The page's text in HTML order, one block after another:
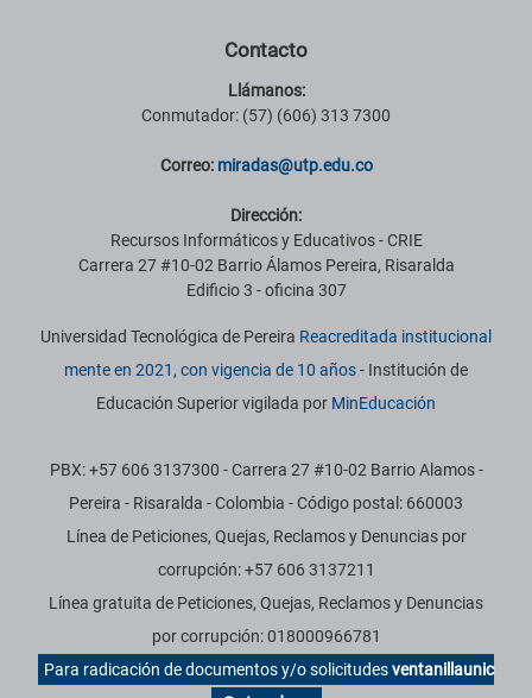
Contacto
Llámanos:
Conmutador: (57) (606) 313 7300
Correo: miradas@utp.edu.co
Dirección:
Recursos Informáticos y Educativos - CRIE
Carrera 27 #10-02 Barrio Álamos Pereira, Risaralda
Edificio 3 - oficina 307
Universidad Tecnológica de Pereira Reacreditada institucional
mente en 2021, con vigencia de 10 años- Institución de
Educación Superior vigilada por MinEducación
PBX: +57 606 3137300 - Carrera 27 #10-02 Barrio Alamos -
Pereira - Risaralda - Colombia - Código postal: 660003
Línea de Peticiones, Quejas, Reclamos y Denuncias por
corrupción: +57 606 3137211
Línea gratuita de Peticiones, Quejas, Reclamos y Denuncias
por corrupción: 018000966781
Para radicación de documentos y/o solicitudesventanillaunic